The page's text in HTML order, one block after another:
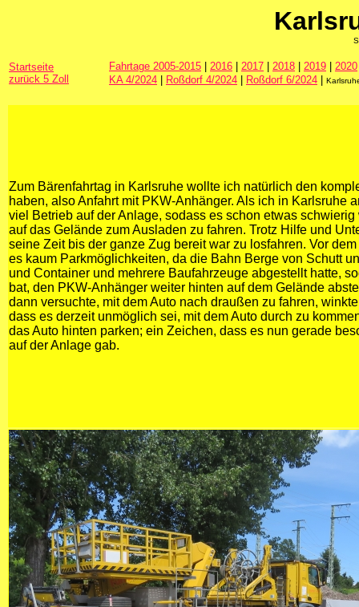
Startseite
zurück 5 Zoll
Fahrtage 2005-2015 2016 2017 2018 2019 2020
KA 4/2024
Roßdorf 4/2024 Roßdorf 6/2024
Zum Bärenfahrtag in Karlsruhe wollte ich natürlich den
haben, also Anfahrt mit PKW-Anhänger. Als ich in Karlsruhe
viel Betrieb auf der Anlage, sodass es schon etwas
auf das Gelände zum Ausladen zu fahren. Trotz Hilfe und
seine Zeit bis der ganze Zug bereit war zu losfahren. Vor
es kaum Parkmöglichkeiten, da die Bahn Berge von Schutt
und Container und mehrere Baufahrzeuge abgestellt hatte,
bat, den PKW-Anhänger weiter hinten auf dem Gelände
dann versuchte, mit dem Auto nach draußen zu fahren,
dass es derzeit unmöglich sei, mit dem Auto durch zu
das Auto hinten parken; ein Zeichen, dass es nun gerade
auf der Anlage gab.